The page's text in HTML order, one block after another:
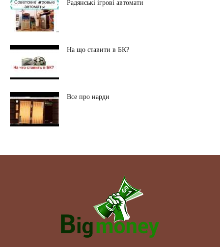
Радянські ігрові автомати
На що ставити в БК?
Все про нарди